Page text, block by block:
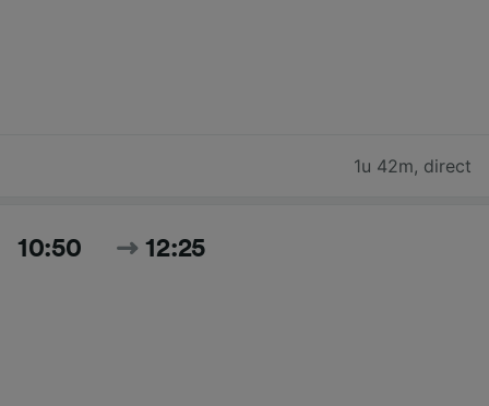
1u 42m, direct
10:50 12:25